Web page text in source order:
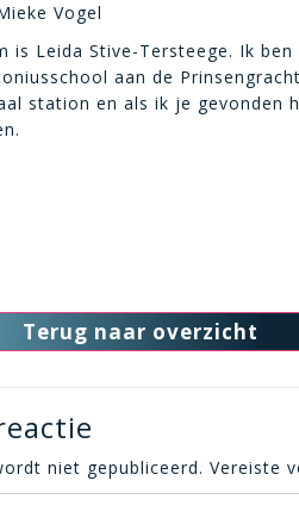
Vogel
is Leida Stive-Tersteege. Ik
aan de
station en als ik je gevonden
Terug naar overzicht
niet gepubliceerd. Vereiste